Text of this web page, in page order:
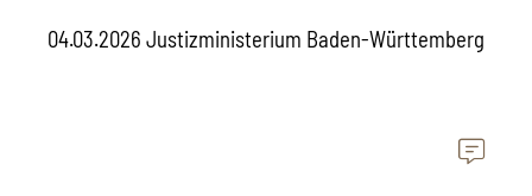
04.03.2026 Justizministerium Baden-Württemberg